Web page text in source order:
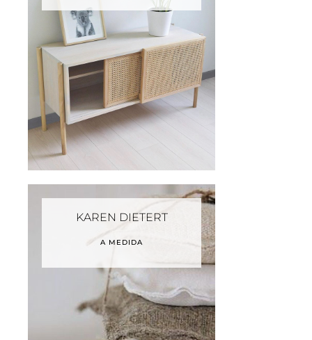
KAREN DIETERT
A MEDIDA